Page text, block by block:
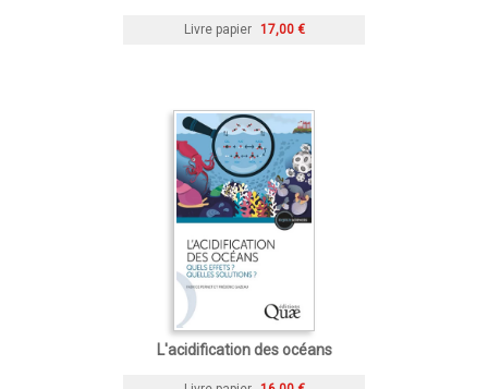
Livre papier 17,00 €
L'acidification des océans